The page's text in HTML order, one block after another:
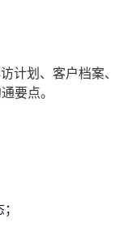
计划、客户档案、
要点。